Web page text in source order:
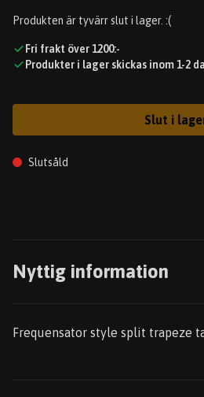
Produkten är tyvärr slut i lager. :(
Fri frakt över 1200:-
Produkter i lager skickas inom 1-2
Slut i
Slutsåld
Nyttig information
Frequensator style split trapeze